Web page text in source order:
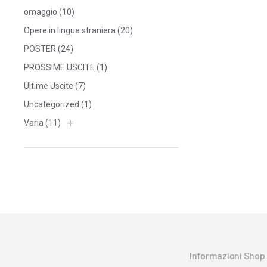
omaggio (10)
Opere in lingua straniera (20)
POSTER (24)
PROSSIME USCITE (1)
Ultime Uscite (7)
Uncategorized (1)
Varia (11)
Informazioni Shop